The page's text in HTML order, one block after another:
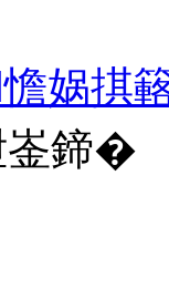
娲掑
崟鍗�